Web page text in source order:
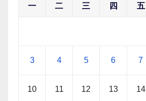
一 二 三 四 五
3 4 5 6 7
10 11 12 13 14